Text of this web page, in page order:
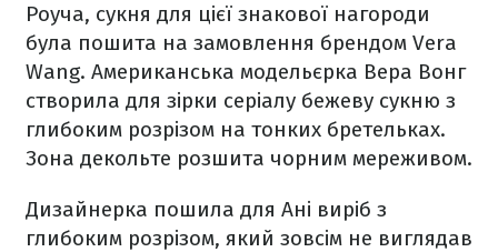
Роуча, сукня для цієї знакової нагороди
була пошита на замовлення брендом Vera
Wang. Американська модельєрка Вера Вонг
створила для зірки серіалу бежеву сукню з
глибоким розрізом на тонких бретельках.
Зона декольте розшита чорним мереживом.
Дизайнерка пошила для Ані виріб з
глибоким розрізом, який зовсім не виглядав